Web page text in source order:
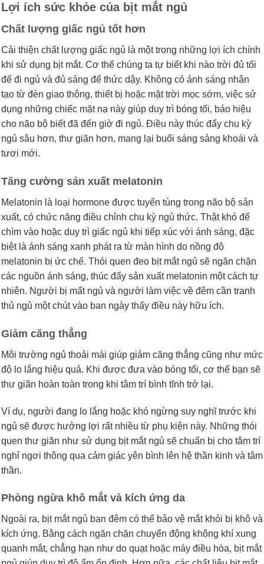
Lợi ích sức khỏe của bịt mắt ngủ
Chất lượng giấc ngủ tốt hơn
Cải thiện chất lượng giấc ngủ là một trong những lợi ích chính
khi sử dụng bịt mắt. Cơ thể chúng ta tự biết khi nào trời đủ tối
để đi ngủ và đủ sáng để thức dậy. Không có ánh sáng nhân
tạo từ đèn giao thông, thiết bị hoặc mặt trời mọc sớm, việc sử
dụng những chiếc mặt nạ này giúp duy trì bóng tối, báo hiệu
cho não bộ biết đã đến giờ đi ngủ. Điều này thúc đẩy chu kỳ
ngủ sâu hơn, thư giãn hơn, mang lại buổi sáng sảng khoái và
tươi mới.
Tăng cường sản xuất melatonin
Melatonin là loại hormone được tuyến tùng trong não bộ sản
xuất, có chức năng điều chỉnh chu kỳ ngủ thức. Thật khó để
chìm vào hoặc duy trì giấc ngủ khi tiếp xúc với ánh sáng, đặc
biệt là ánh sáng xanh phát ra từ màn hình do nồng độ
melatonin bị ức chế. Thói quen đeo bịt mắt ngủ sẽ ngăn chặn
các nguồn ánh sáng, thúc đẩy sản xuất melatonin một cách tự
nhiên. Người bị mất ngủ và người làm việc về đêm cần tranh
thủ ngủ một chút vào ban ngày thấy điều này hữu ích.
Giảm căng thẳng
Môi trường ngủ thoải mái giúp giảm căng thẳng cũng như mức
độ lo lắng hiệu quả. Khi được đưa vào bóng tối, cơ thể bạn sẽ
thư giãn hoàn toàn trong khi tâm trí bình tĩnh trở lại.
Ví dụ, người đang lo lắng hoặc khó ngừng suy nghĩ trước khi
ngủ sẽ được hưởng lợi rất nhiều từ phụ kiện này. Những thói
quen thư giãn như sử dụng bịt mắt ngủ sẽ chuẩn bị cho tâm trí
nghỉ ngơi thông qua cảm giác yên bình lên hệ thần kinh và tâm
thần.
Phòng ngừa khô mắt và kích ứng da
Ngoài ra, bịt mắt ngủ ban đêm có thể bảo vệ mắt khỏi bị khô và
kích ứng. Bằng cách ngăn chặn chuyển động không khí xung
quanh mắt, chẳng hạn như do quạt hoặc máy điều hòa, bịt mắt